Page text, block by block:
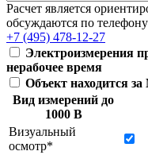
Расчет является
обсуждаются по телефону
+7 (495) 478-12-27
Электроизмерения
нерабочее время
Объект находится
Вид измерений до
1000 В
Визуальный
осмотр*